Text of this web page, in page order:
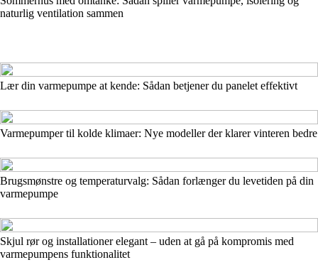
naturlig ventilation sammen
Lær din varmepumpe at kende: Sådan betjener du panelet effektivt
Varmepumper til kolde klimaer: Nye modeller der klarer vinteren bedre
Brugsmønstre og temperaturvalg: Sådan forlænger du levetiden på din
varmepumpe
Skjul rør og installationer elegant – uden at gå på kompromis med
varmepumpens funktionalitet